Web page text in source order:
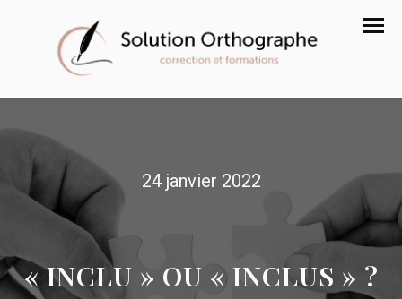
24 janvier 2022
« INCLU » OU « INCLUS » ?